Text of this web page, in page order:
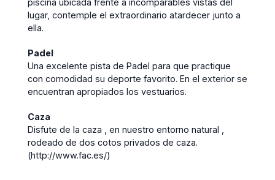
lugar, contemple el extraordinario atardecer junto a
ella.
Padel
Una excelente pista de Padel para que practique
con comodidad su deporte favorito. En el exterior se
encuentran apropiados los vestuarios.
Caza
Disfute de la caza , en nuestro entorno natural ,
rodeado de dos cotos privados de caza.
(http://www.fac.es/)